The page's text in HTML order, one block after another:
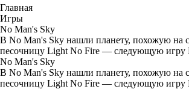
Главная
Игры
No Man's Sky
В No Man's Sky нашли планету, похожую на
песочницу Light No Fire — следующую игру
No Man's Sky
В No Man's Sky нашли планету, похожую на
песочницу Light No Fire — следующую игру